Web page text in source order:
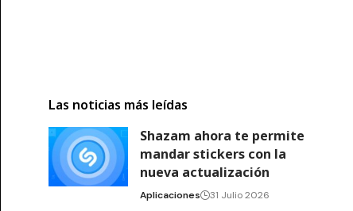
Las noticias más leídas
Shazam ahora te permite
mandar stickers con la
nueva actualización
Aplicaciones 31 Julio 2026